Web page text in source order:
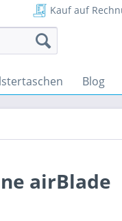
Kauf auf
Blog
airBlade